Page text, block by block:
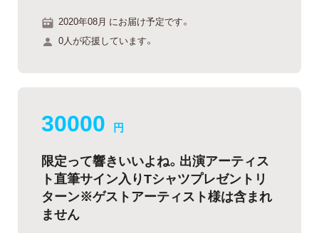
2020年08月 にお届け予定です。
0人が応援しています。
30000 円
限定って響きいいよね。出演アーティス
ト直筆サイン入りTシャツプレゼントリ
ターン※ゲストアーティスト様は含まれ
ません